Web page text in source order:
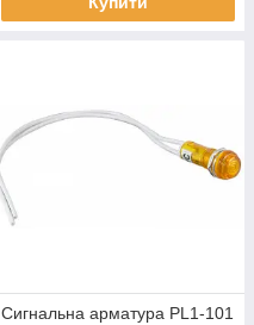
Сигнальна арматура PL1-101